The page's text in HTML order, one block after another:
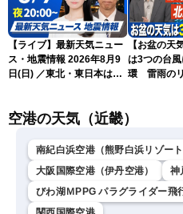
【ライブ】最新天気ニュー
ス・地震情報 2026年8月9
日(日) ／東北・東日本は急
衣／芳野達郎〉
【お盆の天
は3つの台
環 雷雨の
空港の天気（近畿）
南紀白浜空港（熊野白浜リゾート
大阪国際空港（伊丹空港）
神
びわ湖ＭPPG パラグライダー飛